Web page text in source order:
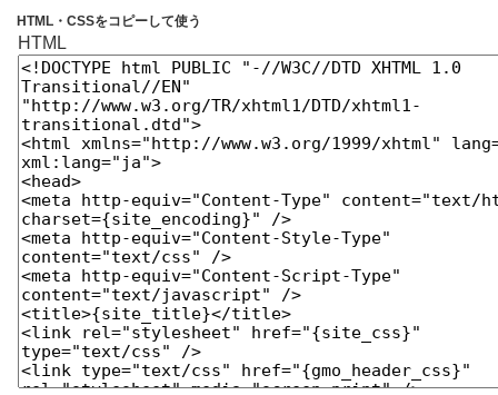
HTML・CSSをコピーして使う
HTML